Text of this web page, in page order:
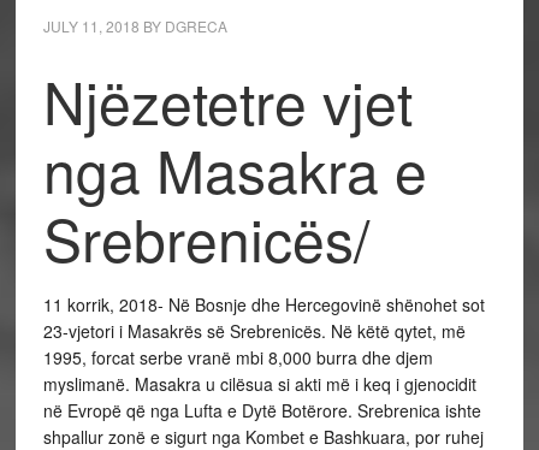
JULY 11, 2018 BY DGRECA
Njëzetetre vjet
nga Masakra e
Srebrenicës/
11 korrik, 2018- Në Bosnje dhe Hercegovinë shënohet sot
23-vjetori i Masakrës së Srebrenicës. Në këtë qytet, më
1995, forcat serbe vranë mbi 8,000 burra dhe djem
myslimanë. Masakra u cilësua si akti më i keq i gjenocidit
në Evropë që nga Lufta e Dytë Botërore. Srebrenica ishte
shpallur zonë e sigurt nga Kombet e Bashkuara, por ruhej